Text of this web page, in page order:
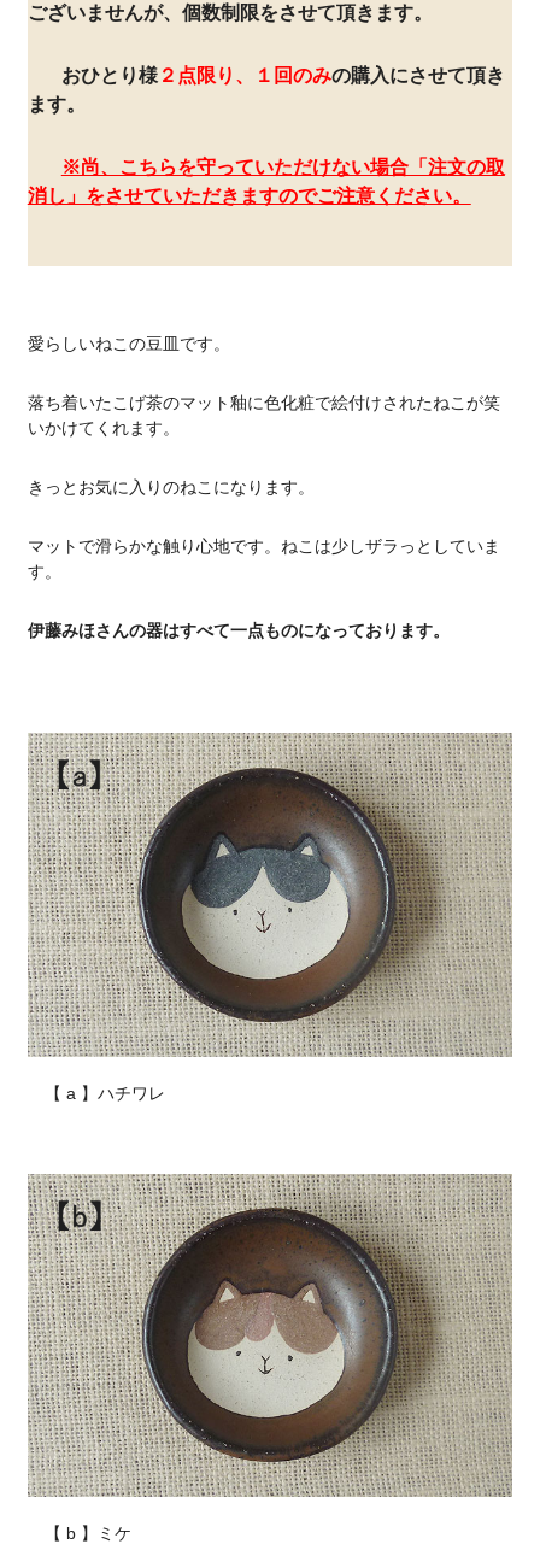
ございませんが、個数制限をさせて頂きます。
おひとり様２点限り、１回のみの購入にさせて頂き
ます。
※尚、こちらを守っていただけない場合「注文の取
消し」をさせていただきますのでご注意ください。
愛らしいねこの豆皿です。
落ち着いたこげ茶のマット釉に色化粧で絵付けされたねこが笑
いかけてくれます。
きっとお気に入りのねこになります。
マットで滑らかな触り心地です。ねこは少しザラっとしていま
す。
伊藤みほさんの器はすべて一点ものになっております。
【 a 】ハチワレ
【 b 】ミケ